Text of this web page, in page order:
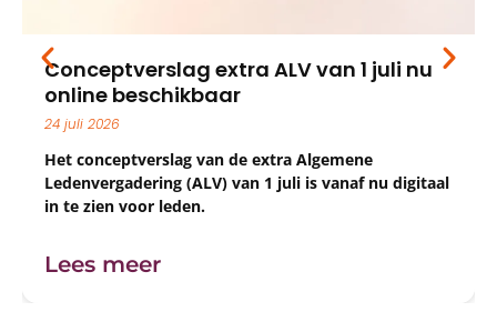
extra ALV van 1 juli nu
beschikbaar
2026
van de extra Algemene
(ALV) van 1 juli is vanaf nu digitaal
zien voor leden.
meer